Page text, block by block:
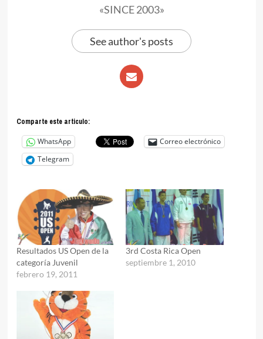
«SINCE 2003»
See author's posts
Comparte este articulo:
WhatsApp
Correo electrónico
Telegram
Resultados US Open de la
categoría Juvenil
febrero 19, 2011
3rd Costa Rica Open
septiembre 1, 2010